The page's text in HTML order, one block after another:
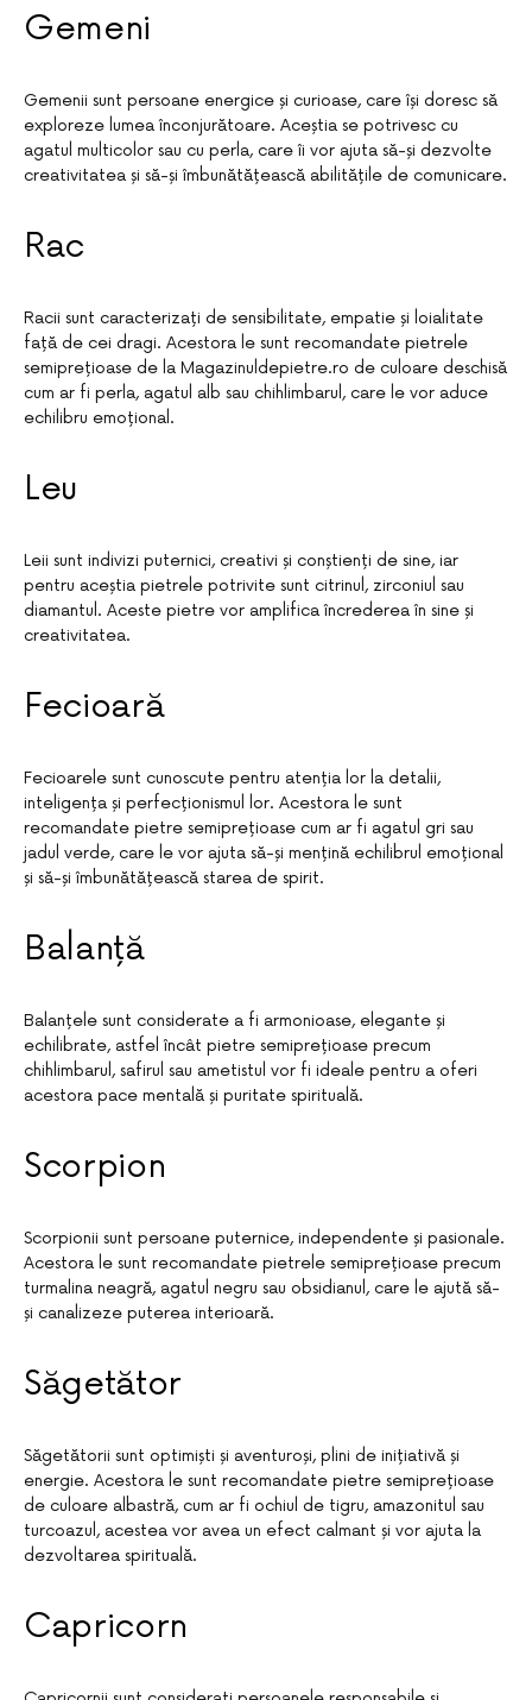
Gemeni
Gemenii sunt persoane energice și curioase, care își doresc să
exploreze lumea înconjurătoare. Aceștia se potrivesc cu
agatul multicolor sau cu perla, care îi vor ajuta să-și dezvolte
creativitatea și să-și îmbunătățească abilitățile de comunicare.
Rac
Racii sunt caracterizați de sensibilitate, empatie și loialitate
față de cei dragi. Acestora le sunt recomandate pietrele
semiprețioase de la Magazinuldepietre.ro de culoare deschisă
cum ar fi perla, agatul alb sau chihlimbarul, care le vor aduce
echilibru emoțional.
Leu
Leii sunt indivizi puternici, creativi și conștienți de sine, iar
pentru aceștia pietrele potrivite sunt citrinul, zirconiul sau
diamantul. Aceste pietre vor amplifica încrederea în sine și
creativitatea.
Fecioară
Fecioarele sunt cunoscute pentru atenția lor la detalii,
inteligența și perfecționismul lor. Acestora le sunt
recomandate pietre semiprețioase cum ar fi agatul gri sau
jadul verde, care le vor ajuta să-și mențină echilibrul emoțional
și să-și îmbunătățească starea de spirit.
Balanță
Balanțele sunt considerate a fi armonioase, elegante și
echilibrate, astfel încât pietre semiprețioase precum
chihlimbarul, safirul sau ametistul vor fi ideale pentru a oferi
acestora pace mentală și puritate spirituală.
Scorpion
Scorpionii sunt persoane puternice, independente și pasionale.
Acestora le sunt recomandate pietrele semiprețioase precum
turmalina neagră, agatul negru sau obsidianul, care le ajută să-
și canalizeze puterea interioară.
Săgetător
Săgetătorii sunt optimiști și aventuroși, plini de inițiativă și
energie. Acestora le sunt recomandate pietre semiprețioase
de culoare albastră, cum ar fi ochiul de tigru, amazonitul sau
turcoazul, acestea vor avea un efect calmant și vor ajuta la
dezvoltarea spirituală.
Capricorn